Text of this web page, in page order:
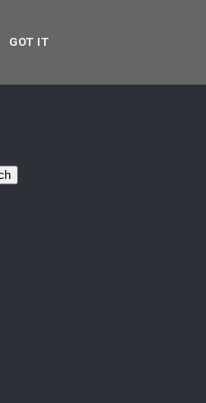
GOT IT